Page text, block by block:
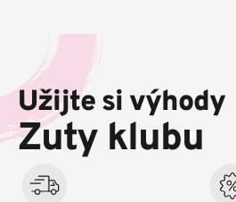
a
í
Užijte si výhody
Zuty klubu